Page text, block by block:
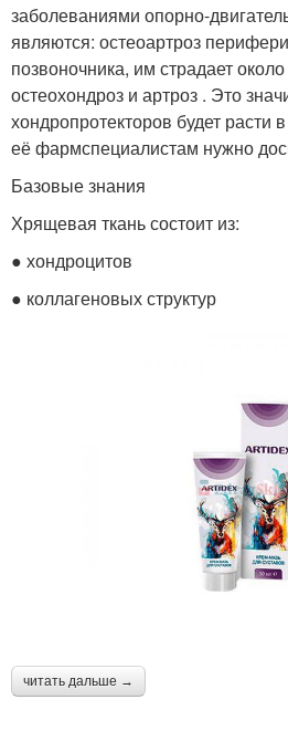
заболеваниями опорно-
являются: остеоартроз
позвоночника, им страдает
остеохондроз и артроз . Это
хондропротекторов будет расти
её фармспециалистам нужно
Базовые знания
Хрящевая ткань состоит из:
● хондроцитов
● коллагеновых структур
читать дальше →